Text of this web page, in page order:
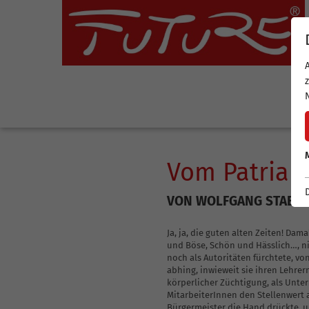
Leadership-Akademie
Coaching-Skills für Führungskräfte
Coaching-
FUTURE-Coaching-
FUTURE-Core-
FUTURE-Core-
Interner Coach
Leadership
Coaching-Akademie
FUTURE-Coaching-Ausbildung
FUTURE-Core-Coaching Ausbildung
FUTURE-Core-Coaching Ausbildung Advanced
Ausbildung zum Internen Coach für
Unternehmenskultur und Leadership
Vom
VON WOLFGANG
Ja, ja, die guten alten Zeiten!
und Böse, Schön und Hässlich…,
noch als Autoritäten fürchtete,
abhing, inwieweit sie ihren
körperlicher Züchtigung, als
MitarbeiterInnen den Stellenwert